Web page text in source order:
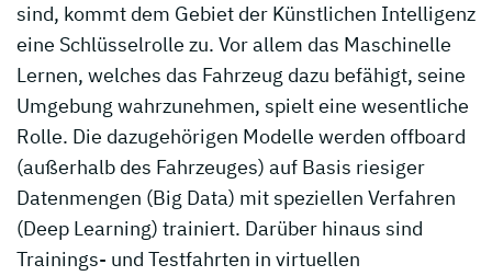
sind, kommt dem Gebiet der Künstlichen Intelligenz
eine Schlüsselrolle zu. Vor allem das Maschinelle
Lernen, welches das Fahrzeug dazu befähigt, seine
Umgebung wahrzunehmen, spielt eine wesentliche
Rolle. Die dazugehörigen Modelle werden offboard
(außerhalb des Fahrzeuges) auf Basis riesiger
Datenmengen (Big Data) mit speziellen Verfahren
(Deep Learning) trainiert. Darüber hinaus sind
Trainings- und Testfahrten in virtuellen